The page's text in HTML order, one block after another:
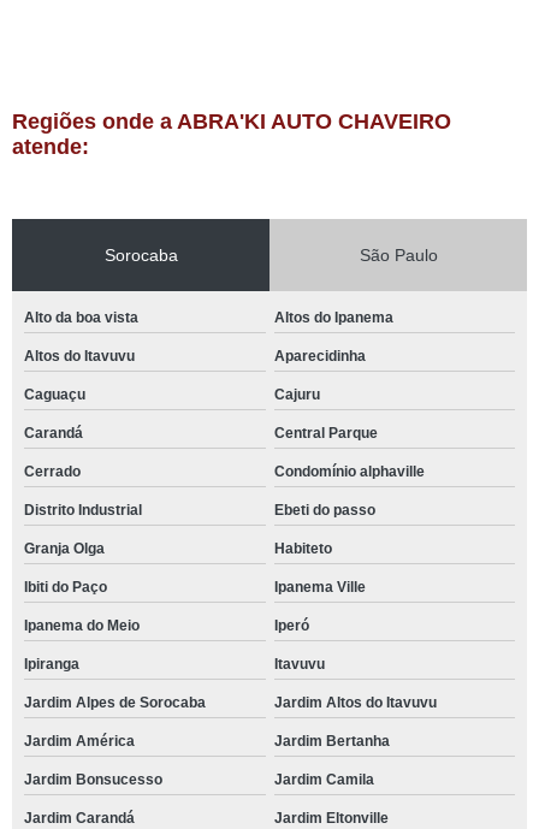
Regiões onde a ABRA'KI AUTO CHAVEIRO
atende:
Sorocaba São Paulo
Alto da boa vista Altos do Ipanema
Altos do Itavuvu Aparecidinha
Caguaçu Cajuru
Carandá Central Parque
Cerrado Condomínio alphaville
Distrito Industrial Ebeti do passo
Granja Olga Habiteto
Ibiti do Paço Ipanema Ville
Ipanema do Meio Iperó
Ipiranga Itavuvu
Jardim Alpes de Sorocaba Jardim Altos do Itavuvu
Jardim América Jardim Bertanha
Jardim Bonsucesso Jardim Camila
Jardim Carandá Jardim Eltonville